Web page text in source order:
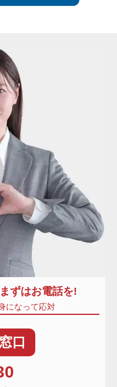
ずはお電話を!
になって応対
口